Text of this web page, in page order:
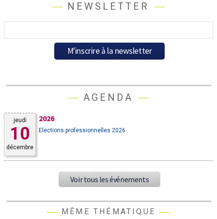
NEWSLETTER
AGENDA
jeudi
10
décembre
2026
Elections professionnelles 2026
Voir tous les événements
MÊME THÉMATIQUE